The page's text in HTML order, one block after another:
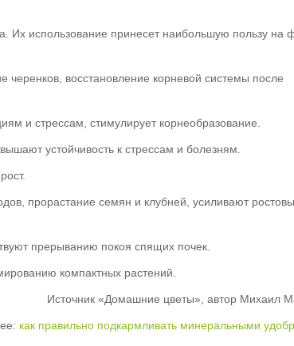
Их использование принесет наибольшую пользу на
черенков, восстановление корневой системы после
и стрессам, стимулирует корнеобразование.
устойчивость к стрессам и болезням.
прорастание семян и клубней, усиливают
прерыванию покоя спящих почек.
компактных растений.
Источник «Домашние цветы», автор Михаил
как правильно подкармливать минеральными